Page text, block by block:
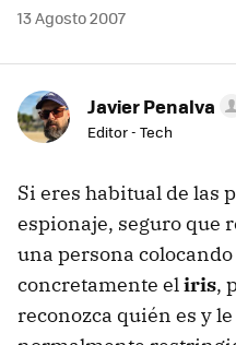
13 Agosto 2007
Javier Penalva
Editor - Tech
Si eres habitual de las
espionaje, seguro que
una persona colocando
concretamente eliris,
reconozca quién es y